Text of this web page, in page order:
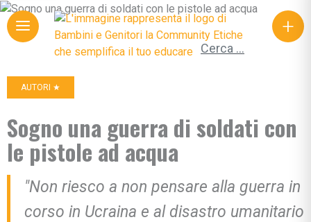
+
Ricerca per:
AUTORI ★
Sogno una guerra di soldati con
le pistole ad acqua
"Non riesco a non pensare alla guerra in
corso in Ucraina e al disastro umanitario